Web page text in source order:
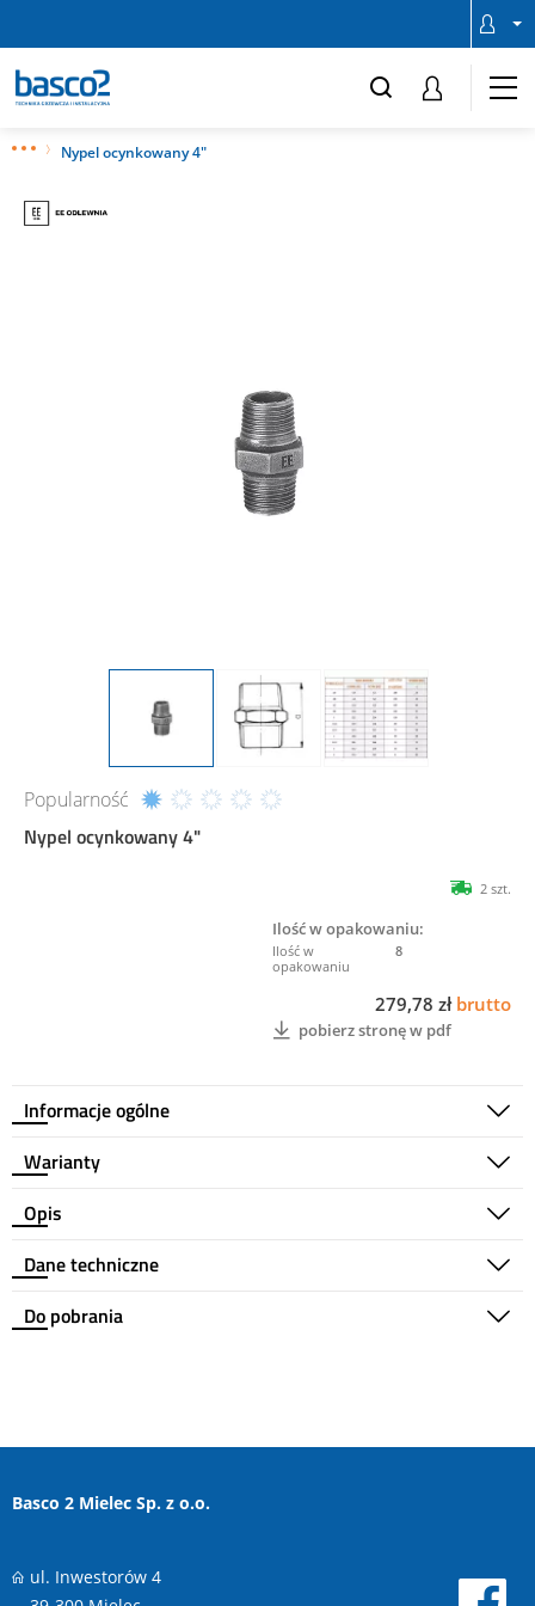
Nypel ocynkowany 4"
Popularność
Nypel ocynkowany 4"
Informacje ogólne
2 szt.
Ilość w opakowaniu:
8
279,78 zł brutto
pobierz stronę w pdf
Warianty
Opis
Dane techniczne
Do pobrania
Basco 2 Mielec Sp. z o.o.
ul. Inwestorów 4